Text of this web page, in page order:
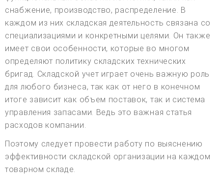
снабжение, производство, распределение. В
каждом из них складская деятельность связана со
специализациями и конкретными целями. Он также
имеет свои особенности, которые во многом
определяют политику складских технических
бригад. Складской учет играет очень важную роль
для любого бизнеса, так как от него в конечном
итоге зависит как объем поставок, так и система
управления запасами. Ведь это важная статья
расходов компании.
Поэтому следует провести работу по выяснению
эффективности складской организации на каждом
товарном складе.